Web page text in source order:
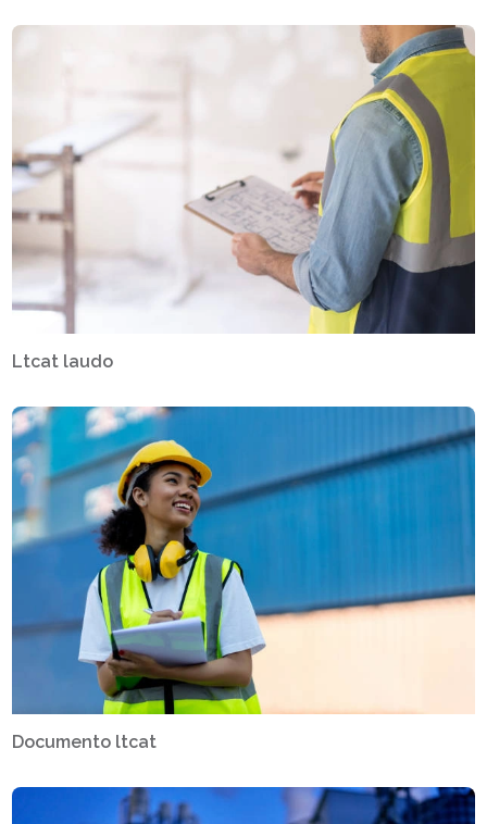
Ltcat laudo
Documento ltcat